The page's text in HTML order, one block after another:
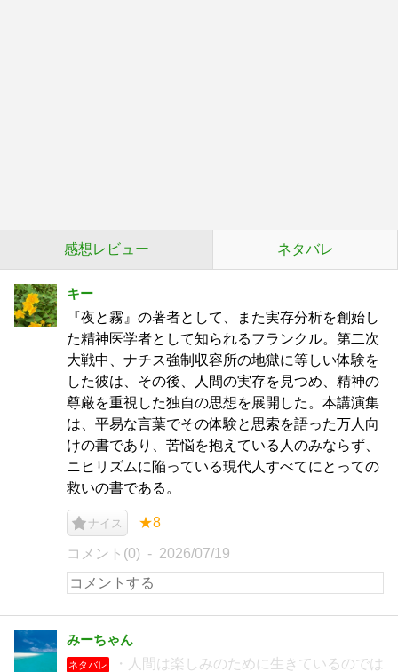
感想レビュー ネタバレ
キー
『夜と霧』の著者として、また実存分析を創始し
た精神医学者として知られるフランクル。第二次
大戦中、ナチス強制収容所の地獄に等しい体験を
した彼は、その後、人間の実存を見つめ、精神の
尊厳を重視した独自の思想を展開した。本講演集
は、平易な言葉でその体験と思索を語った万人向
けの書であり、苦悩を抱えている人のみならず、
ニヒリズムに陥っている現代人すべてにとっての
救いの書である。
ナイス ★8
コメント(0) 2026/07/19
みーちゃん
ネタバレ
・人間は楽しみのために生きているのでは